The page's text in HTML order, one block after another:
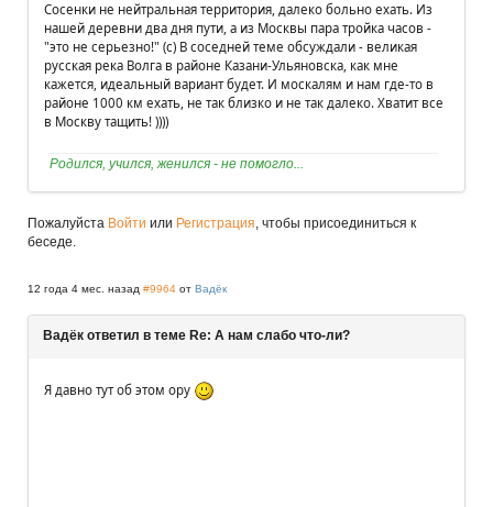
Сосенки не нейтральная территория, далеко больно ехать. Из
нашей деревни два дня пути, а из Москвы пара тройка часов -
"это не серьезно!" (с) В соседней теме обсуждали - великая
русская река Волга в районе Казани-Ульяновска, как мне
кажется, идеальный вариант будет. И москалям и нам где-то в
районе 1000 км ехать, не так близко и не так далеко. Хватит все
в Москву тащить! ))))
Родился, учился, женился - не помогло...
Пожалуйста Войти или Регистрация , чтобы присоединиться к
беседе.
12 года 4 мес. назад #9964 от Вадёк
Вадёк ответил в теме Re: А нам слабо что-ли?
Я давно тут об этом ору